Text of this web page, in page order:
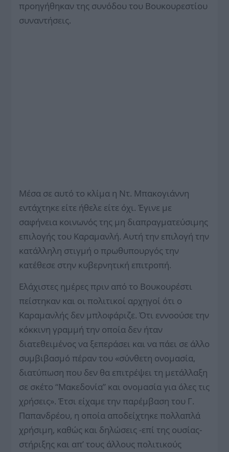
προηγήθηκαν της συνόδου του Βουκουρεστίου
συναντήσεις.
Μέσα σε αυτό το κλίμα η Ντ. Μπακογιάννη
εντάχτηκε είτε ήθελε είτε όχι. Έγινε με
σαφήνεια κοινωνός της μη διαπραγματεύσιμης
επιλογής του Καραμανλή. Αυτή την επιλογή την
κατάλληλη στιγμή ο πρωθυπουργός την
κατέθεσε στην κυβερνητική επιτροπή.
Ελάχιστες ημέρες πριν από το Βουκουρέστι
πείστηκαν και οι πολιτικοί αρχηγοί ότι ο
Καραμανλής δεν μπλοφάριζε. Ότι εννοούσε την
κόκκινη γραμμή την οποία δεν ήταν
διατεθειμένος να ξεπεράσει και να πάει σε άλλο
συμβιβασμό πέραν του «σύνθετη ονομασία,
διατύπωση που δεν θα επιτρέψει τη μετάλλαξη
σε σκέτο “Μακεδονία” και ονομασία για όλες τις
χρήσεις». Έτσι είχαμε την παρέμβαση του Γ.
Παπανδρέου, η οποία αποδείχτηκε πολλαπλά
χρήσιμη, καθώς και δηλώσεις -επί της ουσίας-
στήριξης και απ’ τους άλλους πολιτικούς